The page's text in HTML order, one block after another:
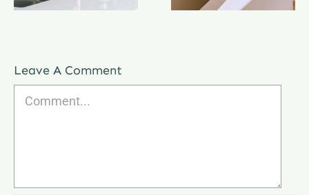
Leave A Comment
Comment